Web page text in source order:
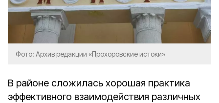
Фото: Архив редакции «Прохоровские истоки»
В районе сложилась хорошая практика
эффективного взаимодействия различных